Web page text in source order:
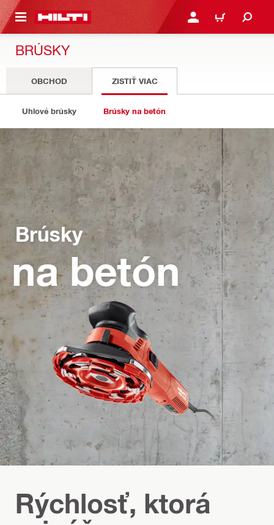
HLAVNÝ OBSAH PRIHLÁSIŤ ALEBO
KOŠÍK
BRÚSKY
OBCHOD ZISTIŤ VIAC
Uhlové brúsky Brúsky na betón
Brúsky
na betón
Rýchlosť, ktorá